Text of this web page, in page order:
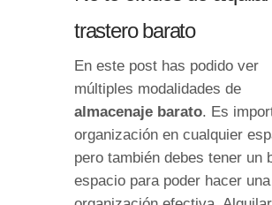
trastero barato
En este post has podido ver
múltiples modalidades de
almacenaje barato. Es
organización en cualquier
pero también debes tener un
espacio para poder hacer una